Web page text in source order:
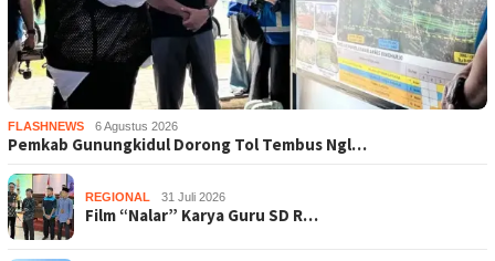
FLASHNEWS 6 Agustus 2026
Pemkab Gunungkidul Dorong Tol Tembus Ngl…
REGIONAL 31 Juli 2026
Film “Nalar” Karya Guru SD R…